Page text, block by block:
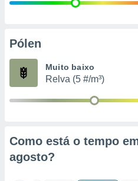
e
de
Pólen
Muito baixo
Relva (5 #/m³)
Como está o tempo
agosto?